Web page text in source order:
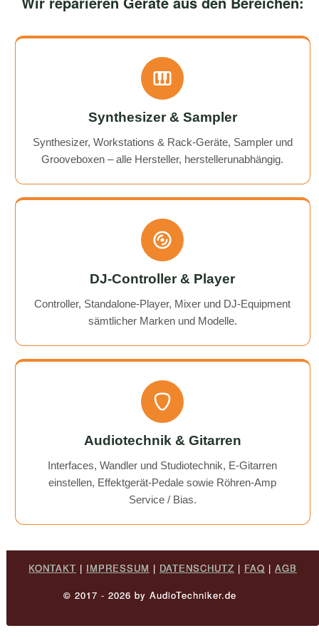
Synthesizer & Sampler
Synthesizer, Workstations & Rack-Geräte, Sampler und
Grooveboxen – alle Hersteller, herstellerunabhängig.
DJ-Controller & Player
Controller, Standalone-Player, Mixer und DJ-Equipment
sämtlicher Marken und Modelle.
Audiotechnik & Gitarren
Interfaces, Wandler und Studiotechnik, E-Gitarren
einstellen, Effektgerät-Pedale sowie Röhren-Amp
Service / Bias.
KONTAKT | IMPRESSUM | DATENSCHUTZ | FAQ | AGB
© 2017 - 2026 by AudioTechniker.de